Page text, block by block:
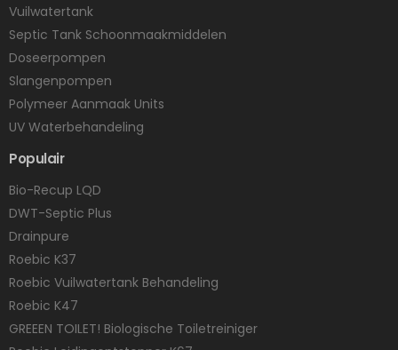
Vuilwatertank
Septic Tank Schoonmaakmiddelen
Doseerpompen
Slangenpompen
Polymeer Aanmaak Units
UV Waterbehandeling
Populair
Bio-Recup LQD
DWT-Septic Plus
Drainpure
Roebic K37
Roebic Vuilwatertank Behandeling
Roebic K47
GREEEN TOILET! Biologische Toiletreiniger